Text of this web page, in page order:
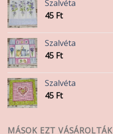
Szalvéta
45 Ft
Szalvéta
45 Ft
Szalvéta
45 Ft
MÁSOK EZT VÁSÁROLTÁK